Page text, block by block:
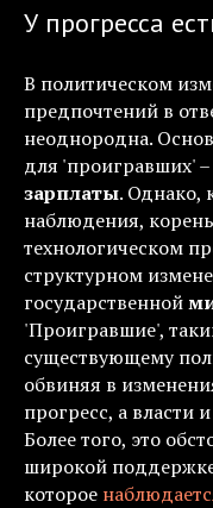
У прогресса
В политическом
предпочтений в
неоднородна.
для 'проигравших' –
зарплаты. Однако,
наблюдения,
технологическом
структурном
государственной
'Проигравшие',
существующему
обвиняя в
прогресс, а
Более того, это
широкой
которое